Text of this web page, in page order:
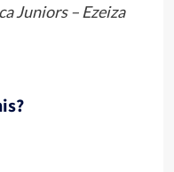
Juniors – Ezeiza